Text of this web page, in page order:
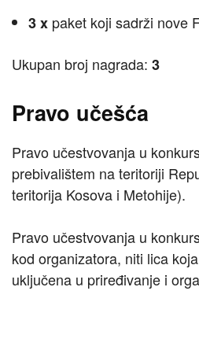
3 x paket koji sadrži nove
Ukupan broj nagrada: 3
Pravo učešća
Pravo učestvovanja u
prebivalištem na teritoriji
teritorija Kosova i Metohije).
Pravo učestvovanja u
kod organizatora, niti lica
uključena u priređivanje i